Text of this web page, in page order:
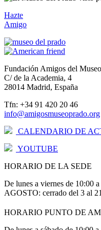
Hazte
Amigo
Fundación Amigos del
C/ de la Academia, 4
28014 Madrid, España
Tfn: +34 91 420 20 46
info@amigosmuseoprado.org
CALENDARIO DE
YOUTUBE
HORARIO DE LA SEDE
De lunes a viernes de 10:00
AGOSTO: cerrado del 3 al 21
HORARIO PUNTO DE